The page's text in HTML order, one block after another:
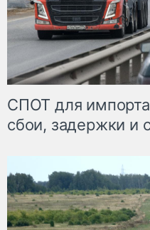
СПОТ для
сбои, задержки и